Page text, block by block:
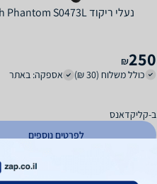
‏נעלי ריקוד Bloch Phantom S0473L
250
₪
כולל משלוח (30 ₪)
אספקה: באתר
ב-קליקדאנס
לפרטים נוספים